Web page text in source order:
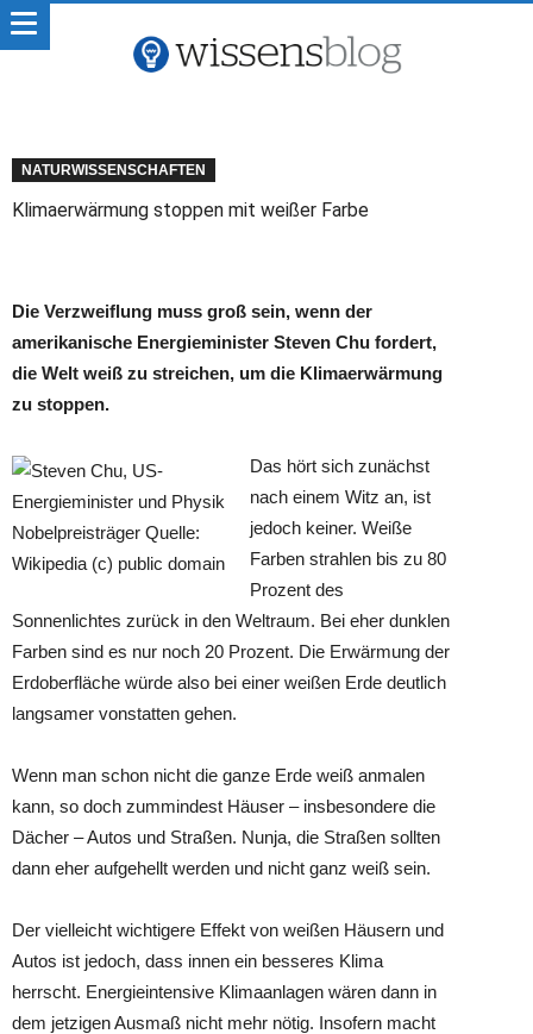
NATURWISSENSCHAFTEN
Klimaerwärmung stoppen mit weißer Farbe
Die Verzweiflung muss groß sein, wenn der
amerikanische Energieminister Steven Chu fordert,
die Welt weiß zu streichen, um die Klimaerwärmung
zu stoppen.
Das hört sich zunächst
nach einem Witz an, ist
jedoch keiner. Weiße
Farben strahlen bis zu 80
Prozent des
Sonnenlichtes zurück in den Weltraum. Bei eher dunklen
Farben sind es nur noch 20 Prozent. Die Erwärmung der
Erdoberfläche würde also bei einer weißen Erde deutlich
langsamer vonstatten gehen.
Wenn man schon nicht die ganze Erde weiß anmalen
kann, so doch zummindest Häuser – insbesondere die
Dächer – Autos und Straßen. Nunja, die Straßen sollten
dann eher aufgehellt werden und nicht ganz weiß sein.
Der vielleicht wichtigere Effekt von weißen Häusern und
Autos ist jedoch, dass innen ein besseres Klima
herrscht. Energieintensive Klimaanlagen wären dann in
dem jetzigen Ausmaß nicht mehr nötig. Insofern macht